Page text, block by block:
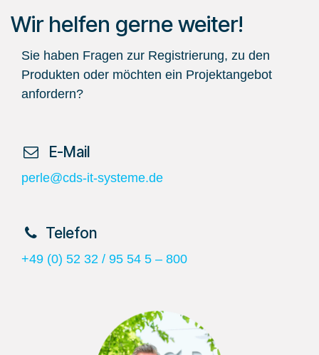
Wir helfen gerne weiter!
Sie haben Fragen zur Registrierung, zu den
Produkten oder möchten ein Projektangebot
anfordern?
​ E-Mail
perle@cds-it-systeme.de
​Telefon
+49 (0) 52 32 / 95 54 5 – 800